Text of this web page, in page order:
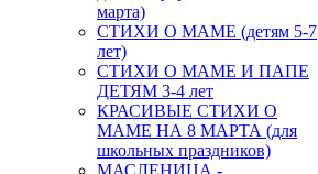
марта)
СТИХИ О МАМЕ (детям 5-7
лет)
СТИХИ О МАМЕ И ПАПЕ
ДЕТЯМ 3-4 лет
КРАСИВЫЕ СТИХИ О
МАМЕ НА 8 МАРТА (для
школьных праздников)
МАСЛЕНИЦА -